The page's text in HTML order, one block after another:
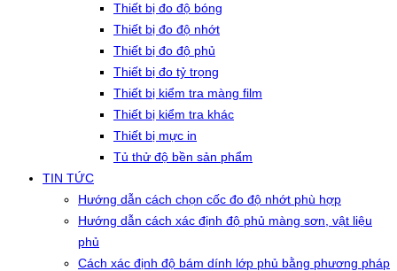
Thiết bị đo độ bóng
Thiết bị đo độ nhớt
Thiết bị đo độ phủ
Thiết bị đo tỷ trọng
Thiết bị kiểm tra màng film
Thiết bị kiểm tra khác
Thiết bị mực in
Tủ thử độ bền sản phẩm
TIN TỨC
Hướng dẫn cách chọn cốc đo độ nhớt phù hợp
Hướng dẫn cách xác định độ phủ màng sơn, vật liệu
phủ
Cách xác định độ bám dính lớp phủ bằng phương pháp